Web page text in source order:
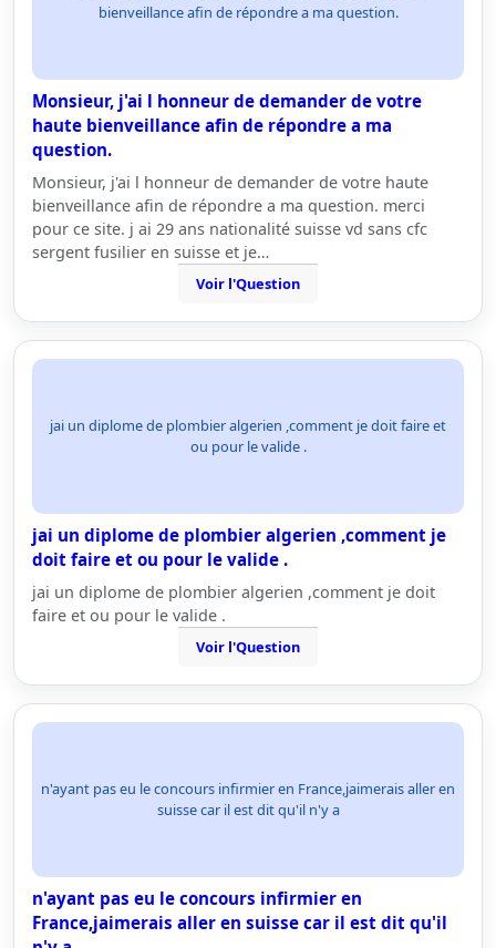
bienveillance afin de répondre a ma question.
Monsieur, j'ai l honneur de demander de votre
haute bienveillance afin de répondre a ma
question.
Monsieur, j'ai l honneur de demander de votre haute
bienveillance afin de répondre a ma question. merci
pour ce site. j ai 29 ans nationalité suisse vd sans cfc
sergent fusilier en suisse et je…
Voir l'Question
jai un diplome de plombier algerien ,comment je doit faire et
ou pour le valide .
jai un diplome de plombier algerien ,comment je
doit faire et ou pour le valide .
jai un diplome de plombier algerien ,comment je doit
faire et ou pour le valide .
Voir l'Question
n'ayant pas eu le concours infirmier en France,jaimerais aller en
suisse car il est dit qu'il n'y a
n'ayant pas eu le concours infirmier en
France,jaimerais aller en suisse car il est dit qu'il